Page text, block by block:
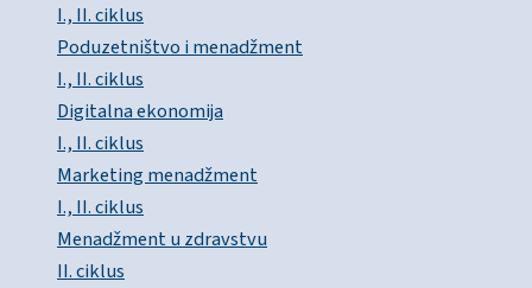
I., II. ciklus
Poduzetništvo i menadžment
I., II. ciklus
Digitalna ekonomija
I., II. ciklus
Marketing menadžment
I., II. ciklus
Menadžment u zdravstvu
II. ciklus